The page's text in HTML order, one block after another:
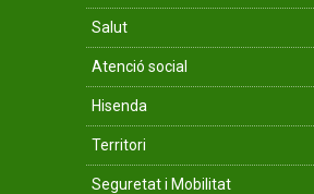
Salut
Atenció social
Hisenda
Territori
Seguretat i Mobilitat